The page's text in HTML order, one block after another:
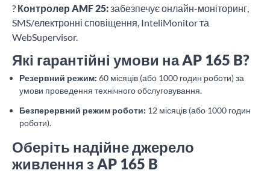
? Контролер AMF 25:забезпечує онлайн-моніторинг,
SMS/електронні сповіщення, InteliMonitor та
WebSupervisor.
Які гарантійні умови на AP 165 B?
Резервний режим: 60 місяців (або 1000 годин роботи) за
умови проведення технічного обслуговування.
Безперервний режим роботи: 12 місяців (або 1000 годин
роботи).
Оберіть надійне джерело
живлення з AP 165 B